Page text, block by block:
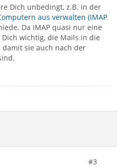
Dich unbedingt, z.B. in der
aus verwalten (IMAP
Da IMAP quasi nur eine
wichtig, die Mails in die
damit sie auch nach der
#3